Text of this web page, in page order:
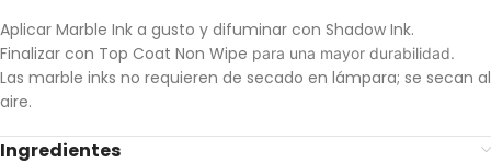
Aplicar Marble Ink a gusto y difuminar con Shadow Ink.
Finalizar con Top Coat Non Wipe para una mayor durabilidad.
Las marble inks no requieren de secado en lámpara; se secan al
aire.
Ingredientes